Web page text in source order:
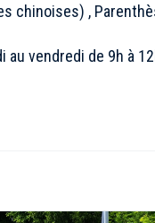
chinoises) ,
au vendredi de 9h à